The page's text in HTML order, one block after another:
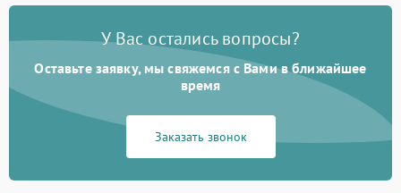
У Вас остались вопросы?
Оставьте заявку, мы свяжемся с Вами в ближайшее
время
Заказать звонок